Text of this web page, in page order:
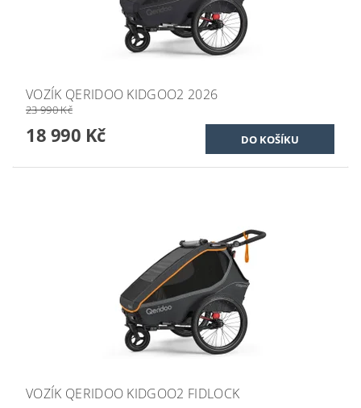
VOZÍK QERIDOO KIDGOO2 2026
23 990 Kč
18 990 Kč
VOZÍK QERIDOO KIDGOO2 FIDLOCK